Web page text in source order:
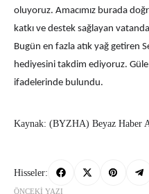
oluyoruz. Amacımız burada
katkı ve destek sağlayan
Bugün en fazla atık yağ getiren
hediyesini takdim ediyoruz.
ifadelerinde bulundu.
Kaynak: (BYZHA) Beyaz Haber
Hisseler:
ÖNCEKI YAZI